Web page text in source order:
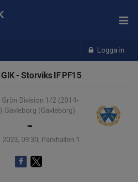
Logga in
- Storviks IF PF15
Grön Division 1/2 (2014-
Gävleborg (Gävleborg)
-
09:30, Parkhallen 1